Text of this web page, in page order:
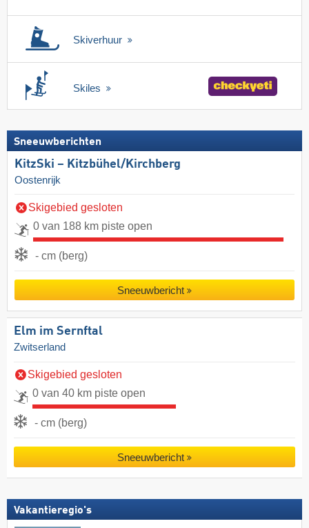
Skiverhuur
Skiles
Sneeuwberichten
KitzSki – Kitzbühel/​Kirchberg
Oostenrijk
Skigebied gesloten
0 van 188 km piste open
- cm (berg)
Sneeuwbericht
Elm im Sernftal
Zwitserland
Skigebied gesloten
0 van 40 km piste open
- cm (berg)
Sneeuwbericht
Vakantieregio's